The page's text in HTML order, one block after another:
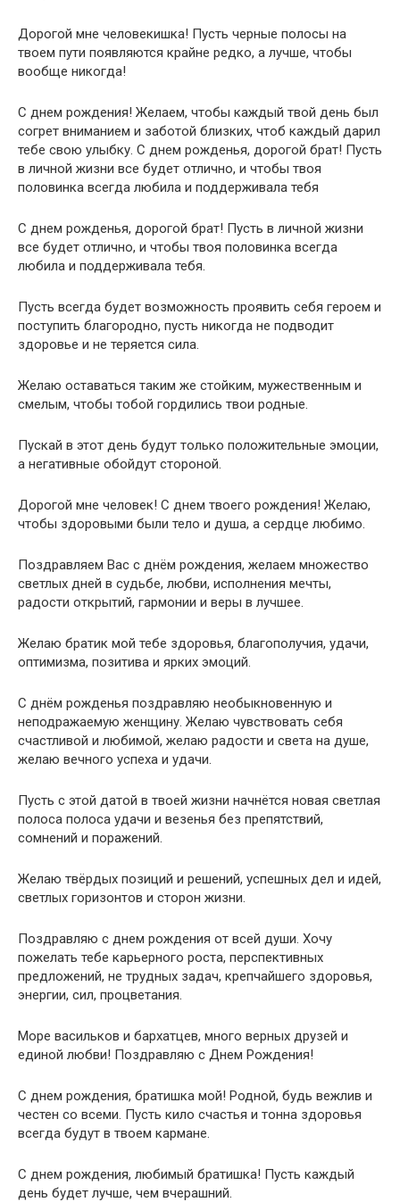
Дорогой мне человекишка! Пусть черные полосы на
твоем пути появляются крайне редко, а лучше, чтобы
вообще никогда!
С днем рождения! Желаем, чтобы каждый твой день был
согрет вниманием и заботой близких, чтоб каждый дарил
тебе свою улыбку. С днем рожденья, дорогой брат! Пусть
в личной жизни все будет отлично, и чтобы твоя
половинка всегда любила и поддерживала тебя
С днем рожденья, дорогой брат! Пусть в личной жизни
все будет отлично, и чтобы твоя половинка всегда
любила и поддерживала тебя.
Пусть всегда будет возможность проявить себя героем и
поступить благородно, пусть никогда не подводит
здоровье и не теряется сила.
Желаю оставаться таким же стойким, мужественным и
смелым, чтобы тобой гордились твои родные.
Пускай в этот день будут только положительные эмоции,
а негативные обойдут стороной.
Дорогой мне человек! С днем твоего рождения! Желаю,
чтобы здоровыми были тело и душа, а сердце любимо.
Поздравляем Вас с днём рождения, желаем множество
светлых дней в судьбе, любви, исполнения мечты,
радости открытий, гармонии и веры в лучшее.
Желаю братик мой тебе здоровья, благополучия, удачи,
оптимизма, позитива и ярких эмоций.
С днём рожденья поздравляю необыкновенную и
неподражаемую женщину. Желаю чувствовать себя
счастливой и любимой, желаю радости и света на душе,
желаю вечного успеха и удачи.
Пусть с этой датой в твоей жизни начнётся новая светлая
полоса полоса удачи и везенья без препятствий,
сомнений и поражений.
Желаю твёрдых позиций и решений, успешных дел и идей,
светлых горизонтов и сторон жизни.
Поздравляю с днем рождения от всей души. Хочу
пожелать тебе карьерного роста, перспективных
предложений, не трудных задач, крепчайшего здоровья,
энергии, сил, процветания.
Море васильков и бархатцев, много верных друзей и
единой любви! Поздравляю с Днем Рождения!
С днем рождения, братишка мой! Родной, будь вежлив и
честен со всеми. Пусть кило счастья и тонна здоровья
всегда будут в твоем кармане.
С днем рождения, любимый братишка! Пусть каждый
день будет лучше, чем вчерашний.